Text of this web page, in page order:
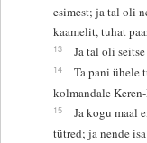
esimest; ja tal oli
kaamelit, tuhat
13 Ja tal oli
14
Ta pani ühele
kolmandale
15
Ja kogu maal
tütred; ja nende